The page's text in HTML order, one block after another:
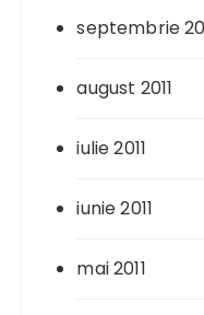
septembrie
august 2011
iulie 2011
iunie 2011
mai 2011